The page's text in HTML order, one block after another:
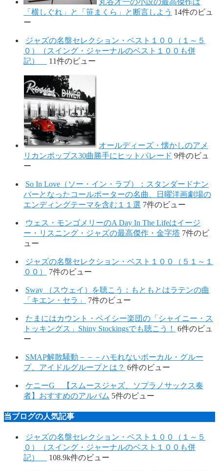
「横しぐれ」と「笹まくら」と断言しよう 14件のビュ
ー
ジャズの名盤セレクション・ベスト１００（１～５
０）（スイング・ジャーナルのベスト１００も併
記）
11件のビュー
オールディーズ・懐かしのアメ
リカンポップス30曲勝手にヒットパレード 9件のビュ
ー
So In Love（ソー・イン・ラブ）：スタンダードナン
バーとなったコールポーターの名曲、日曜洋画劇場の
エンディングテーマを含む１１選 7件のビュー
ウェス・モンゴメリーのA Day In The Lifeはイージ
ー・リスニング・ジャズの最高傑作・金字塔 7件のビ
ュー
ジャズの名盤セレクション・ベスト１００（５１～１
００）
7件のビュー
Sway （スウェイ）を聴こう：もともとはラテンの曲
「キエン・セラ」
7件のビュー
たまにはカウント・ベイシー楽団の「シャイニー・ス
トッキングス」Shiny Stockingsでも聴こう！
6件のビュ
ー
SMAP解散騒動－－－ハモれないボーカル・グルー
プ、アイドルグループとは？ 6件のビュー
ケニーG 【スムースジャズ、ソプラノサックス奏
者】おすすめのアルバム 5件のビュー
当ブログの人気記事
ジャズの名盤セレクション・ベスト１００（１～５
０）（スイング・ジャーナルのベスト１００も併
記）
108.9k件のビュー